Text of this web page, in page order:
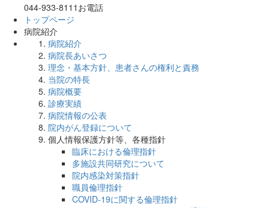
044-933-8111 お電話
トップページ
病院紹介
病院紹介
病院長あいさつ
理念・基本方針、患者さんの権利と責務
当院の特長
病院概要
診療実績
病院情報の公表
院内がん登録について
個人情報保護方針等、各種指針
臨床における倫理指針
多施設共同研究について
院内感染対策指針
職員倫理指針
COVID-19に関する倫理指針